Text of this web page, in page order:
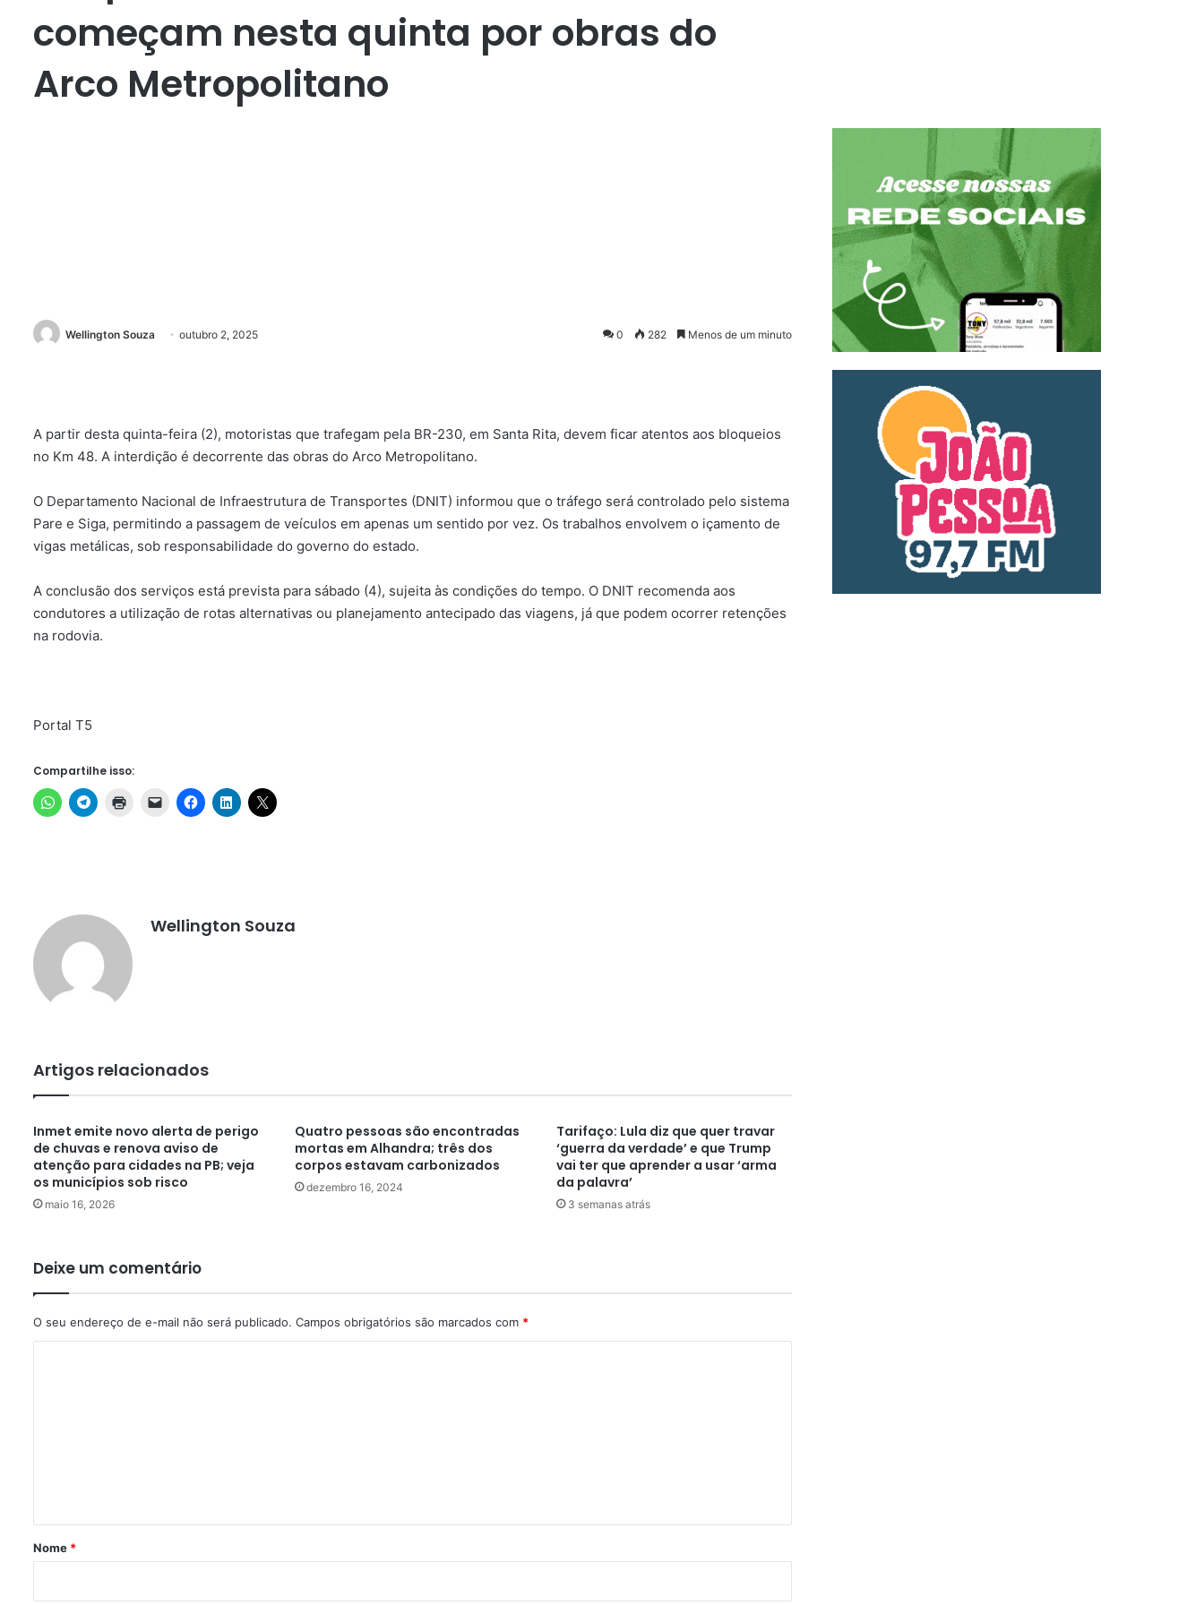
começam nesta quinta por obras do
Arco Metropolitano
Wellington Souza outubro 2, 2025 0 282 Menos de um minuto
A partir desta quinta-feira (2), motoristas que trafegam pela BR-230, em Santa Rita, devem ficar atentos aos bloqueios
no Km 48. A interdição é decorrente das obras do Arco Metropolitano.
O Departamento Nacional de Infraestrutura de Transportes (DNIT) informou que o tráfego será controlado pelo sistema
Pare e Siga, permitindo a passagem de veículos em apenas um sentido por vez. Os trabalhos envolvem o içamento de
vigas metálicas, sob responsabilidade do governo do estado.
A conclusão dos serviços está prevista para sábado (4), sujeita às condições do tempo. O DNIT recomenda aos
condutores a utilização de rotas alternativas ou planejamento antecipado das viagens, já que podem ocorrer retenções
na rodovia.
Portal T5
Compartilhe isso:
Wellington Souza
Artigos relacionados
Inmet emite novo alerta de perigo
de chuvas e renova aviso de
atenção para cidades na PB; veja
os municípios sob risco
maio 16, 2026
Quatro pessoas são encontradas
mortas em Alhandra; três dos
corpos estavam carbonizados
dezembro 16, 2024
Tarifaço: Lula diz que quer travar
‘guerra da verdade’ e que Trump
vai ter que aprender a usar ‘arma
da palavra’
3 semanas atrás
Deixe um comentário
O seu endereço de e-mail não será publicado. Campos obrigatórios são marcados com *
r
Nome *